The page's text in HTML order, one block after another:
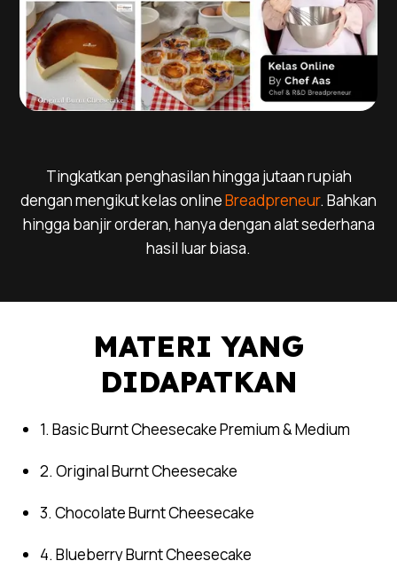
Tingkatkan penghasilan hingga jutaan rupiah
dengan mengikut kelas onlineBreadpreneur. Bahkan
hingga banjir orderan, hanya dengan alat sederhana
hasil luar biasa.
MATERI YANG
DIDAPATKAN
1. Basic Burnt Cheesecake Premium & Medium
2. Original Burnt Cheesecake
3. Chocolate Burnt Cheesecake
4. Blueberry Burnt Cheesecake